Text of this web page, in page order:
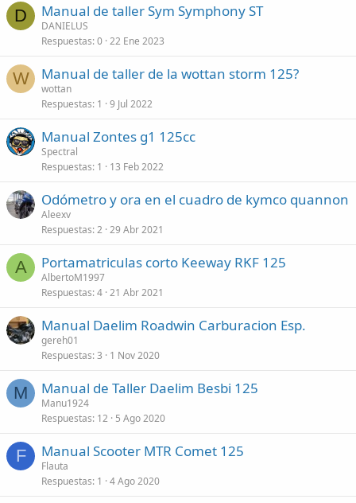
D Manual de taller Sym Symphony ST
DANIELUS
Respuestas 0 22 Ene 2023
W Manual de taller de la wottan storm 125?
wottan
Respuestas 1 9 Jul 2022
Manual Zontes g1 125cc
Spectral
Respuestas 1 13 Feb 2022
Odómetro y ora en el cuadro de kymco quannon
Aleexv
Respuestas 2 29 Abr 2021
A Portamatriculas corto Keeway RKF 125
AlbertoM1997
Respuestas 4 21 Abr 2021
Manual Daelim Roadwin Carburacion Esp.
gereh01
Respuestas 3 1 Nov 2020
M Manual de Taller Daelim Besbi 125
Manu1924
Respuestas 12 5 Ago 2020
F Manual Scooter MTR Comet 125
Flauta
Respuestas 1 4 Ago 2020